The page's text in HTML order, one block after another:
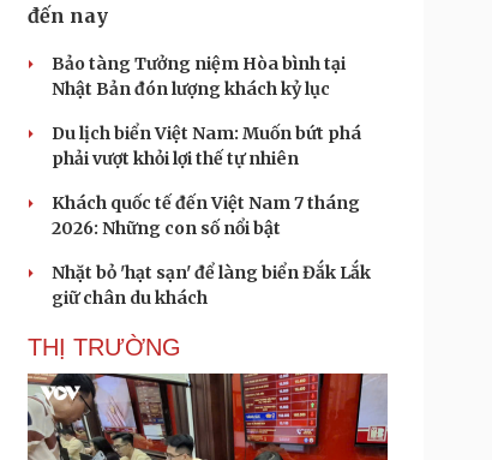
đến nay
Bảo tàng Tưởng niệm Hòa bình tại
Nhật Bản đón lượng khách kỷ lục
Du lịch biển Việt Nam: Muốn bứt phá
phải vượt khỏi lợi thế tự nhiên
Khách quốc tế đến Việt Nam 7 tháng
2026: Những con số nổi bật
Nhặt bỏ 'hạt sạn' để làng biển Đắk Lắk
giữ chân du khách
THỊ TRƯỜNG